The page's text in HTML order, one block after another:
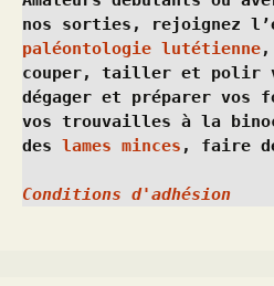
paléontologie lutétienne,
couper, tailler et polir
dégager et préparer vos
vos trouvailles à la
des lames minces , faire
Conditions d'adhésion